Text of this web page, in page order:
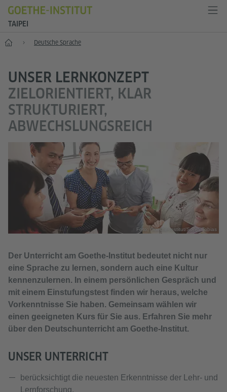
TAIPEI
Start Deutsche Sprache
UNSER LERNKONZEPT
ZIELORIENTIERT, KLAR
STRUKTURIERT,
ABWECHSLUNGSREICH
Foto: Goethe-Institut/Sonja Tobias
Der Unterricht am Goethe-Institut bedeutet nicht nur
eine Sprache zu lernen, sondern auch eine Kultur
kennenzulernen. In einem persönlichen Gespräch und
mit einem Einstufungstest finden wir heraus, welche
Vorkenntnisse Sie haben. Gemeinsam wählen wir
einen geeigneten Kurs für Sie aus. Erfahren Sie mehr
über den Deutschunterricht am Goethe-Institut.
UNSER UNTERRICHT
berücksichtigt die neuesten Erkenntnisse der Lehr- und
Lernforschung.